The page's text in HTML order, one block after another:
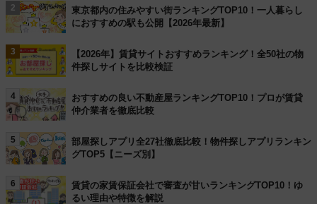
2
東京都内の住みやすい街ランキングTOP10！一人暮らし
におすすめの駅も公開【2026年最新】
3
【2026年】賃貸サイトおすすめランキング！全50社の物
件探しサイトを比較検証
4
おすすめの良い不動産屋ランキングTOP10！プロが賃貸
仲介業者を徹底比較
5
部屋探しアプリ全27社徹底比較！物件探しアプリランキン
グTOP5【ニーズ別】
6
賃貸の家賃保証会社で審査が甘いランキングTOP10！ゆ
るい理由や特徴を解説